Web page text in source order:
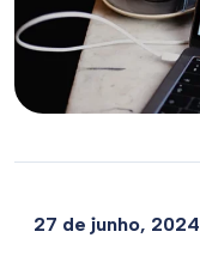
27 de junho, 2024